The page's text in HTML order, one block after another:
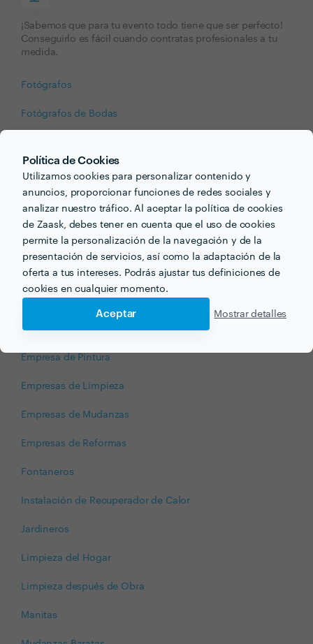
Política de Cookies
Utilizamos cookies para personalizar contenido y
anuncios, proporcionar funciones de redes sociales y
analizar nuestro tráfico. Al aceptar la política de cookies
de Zaask, debes tener en cuenta que el uso de cookies
permite la personalización de la navegación y de la
presentación de servicios, así como la adaptación de la
oferta a tus intereses. Podrás ajustar tus definiciones de
cookies en cualquier momento.
Aceptar Mostrar detalles
¡Sabemos que para tu evento todo tiene que ser perfecto!
Conseguirlo es fácil cuando contratas profesionales a tu
medida.
Fotógrafos
Fotógrafos de Bodas
Servicios para tu hogar
Si necesitas reformar, arreglar, instalar, desinstalar, montar
o resolver cualquier cosa en tu hogar, ¡cuenta con Zaask!
Albañiles
Bricolaje
Cerrajeros
Colocar Parquet
Empresa de Pintura
Empresas de Limpieza
Empresas de Mudanzas
Empresas de Reformas
Fontaneros
Instalación de Recuperador de Calor
Jardineros
Limpieza del Hogar
Limpieza después de Obra
Manitas